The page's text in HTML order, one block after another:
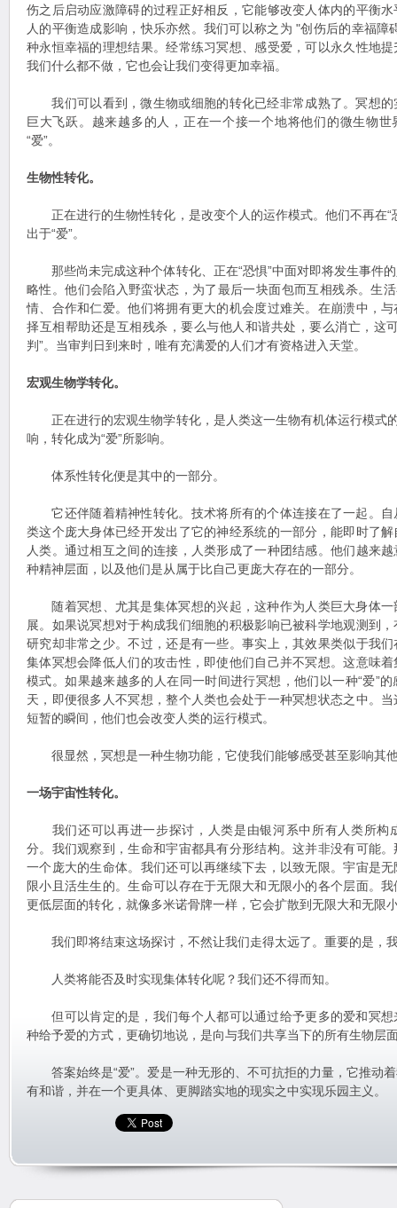
伤之后启动应激障碍的过程正好相反，它能够改变人体内的平衡
人的平衡造成影响，快乐亦然。我们可以称之为 "创伤后的幸福障
种永恒幸福的理想结果。经常练习冥想、感受爱，可以永久性地
我们什么都不做，它也会让我们变得更加幸福。
我们可以看到，微生物或细胞的转化已经非常成熟了。冥想的
巨大飞跃。越来越多的人，正在一个接一个地将他们的微生物世
“爱”。
生物性转化。
正在进行的生物性转化，是改变个人的运作模式。他们不再在“
出于“爱”。
那些尚未完成这种个体转化、正在“恐惧”中面对即将发生事件
略性。他们会陷入野蛮状态，为了最后一块面包而互相残杀。生
情、合作和仁爱。他们将拥有更大的机会度过难关。在崩溃中，
择互相帮助还是互相残杀，要么与他人和谐共处，要么消亡，这
判”。当审判日到来时，唯有充满爱的人们才有资格进入天堂。
宏观生物学转化。
正在进行的宏观生物学转化，是人类这一生物有机体运行模式
响，转化成为“爱”所影响。
体系性转化便是其中的一部分。
它还伴随着精神性转化。技术将所有的个体连接在了一起。自
类这个庞大身体已经开发出了它的神经系统的一部分，能即时了
人类。通过相互之间的连接，人类形成了一种团结感。他们越来
种精神层面，以及他们是从属于比自己更庞大存在的一部分。
随着冥想、尤其是集体冥想的兴起，这种作为人类巨大身体一
展。如果说冥想对于构成我们细胞的积极影响已被科学地观测到
研究却非常之少。不过，还是有一些。事实上，其效果类似于我
集体冥想会降低人们的攻击性，即使他们自己并不冥想。这意味
模式。如果越来越多的人在同一时间进行冥想，他们以一种“爱”
天，即便很多人不冥想，整个人类也会处于一种冥想状态之中。
短暂的瞬间，他们也会改变人类的运行模式。
很显然，冥想是一种生物功能，它使我们能够感受甚至影响其
一场宇宙性转化。
我们还可以再进一步探讨，人类是由银河系中所有人类所构
分。我们观察到，生命和宇宙都具有分形结构。这并非没有可能
一个庞大的生命体。我们还可以再继续下去，以致无限。宇宙是
限小且活生生的。生命可以存在于无限大和无限小的各个层面。
更低层面的转化，就像多米诺骨牌一样，它会扩散到无限大和无限
我们即将结束这场探讨，不然让我们走得太远了。重要的是，
人类将能否及时实现集体转化呢？我们还不得而知。
但可以肯定的是，我们每个人都可以通过给予更多的爱和冥想
种给予爱的方式，更确切地说，是向与我们共享当下的所有生物层
答案始终是“爱”。爱是一种无形的、不可抗拒的力量，它推动
有和谐，并在一个更具体、更脚踏实地的现实之中实现乐园主义。